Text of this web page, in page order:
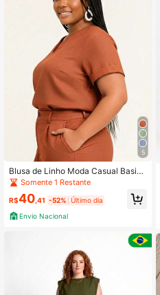
5
Blusa de Linho Moda Casual Basica
Manga Curta Dobrada
Somente 1 Restante
R$40 ,41 -52% Último dia
Envio Nacional